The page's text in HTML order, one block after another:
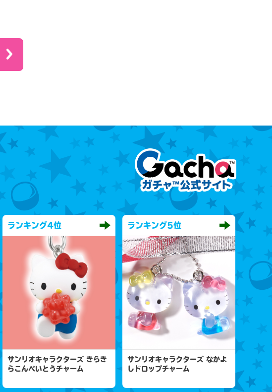
ランキング4位
サンリオキャラクターズ きらき
らこんぺいとうチャーム
ランキング5位
サンリオキャラクターズ なかよ
しドロップチャーム